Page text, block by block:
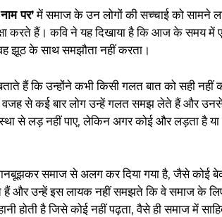
पर’में समाज के उन लोगों की सच्चाई को सामने
करते हैं। कवि ने यह दिखाया है कि आज के समय में
झूठ के साथ समझौता नहीं करता।
हैं कि उन्होंने कभी किसी गलत बात को सही
वजह से कई बार लोग उन्हें गलत समझ लेते हैं और
से लड़ नहीं पाए, लेकिन अगर कोई और लड़ता है
समाज से अलग कर दिया गया है, जैसे कोई
और उन्हें इस लायक नहीं समझते कि वे समाज के
होती है जिसे कोई नहीं पढ़ता, वैसे ही समाज में